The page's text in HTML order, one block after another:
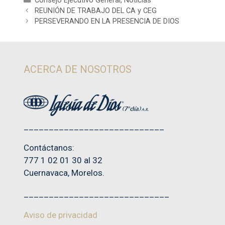
REUNIÓN DE TRABAJO DEL CA y CEG
PERSEVERANDO EN LA PRESENCIA DE DIOS
ACERCA DE NOSOTROS
Contáctanos:
777 1 02 01 30 al 32
Cuernavaca, Morelos.
Aviso de privacidad